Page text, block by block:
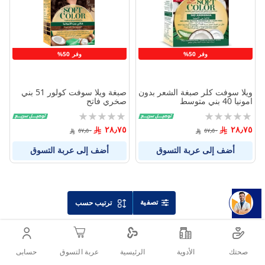
ترتيب حسب
وفر 50%
ويلا سوفت كلر صبغة الشعر بدون
امونيا 40 بني متوسط
Rating:
0%
٢٨٫٧٥ ٥٧٫٥٠
أضف إلى عربة التسوق
وفر 50%
صبغة ويلا سوفت كولور 51 بني
صخري فاتح
Rating:
0%
٢٨٫٧٥ ٥٧٫٥٠
أضف إلى عربة التسوق
تصفية
صحتك الأدوية الرئيسية عربة التسوق حسابى